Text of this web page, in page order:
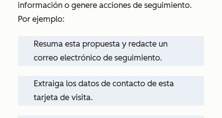
información o genere acciones de seguimiento.
Por ejemplo:
Resuma esta propuesta y redacte un
correo electrónico de seguimiento.
Extraiga los datos de contacto de esta
tarjeta de visita.